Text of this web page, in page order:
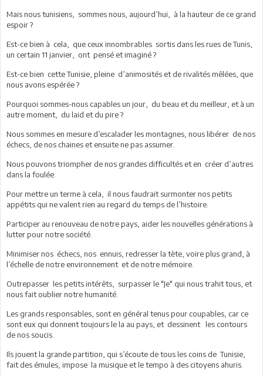
Mais nous tunisiens, sommes nous, aujourd’hui, à la hauteur de ce grand
espoir ?
Est-ce bien à cela, que ceux innombrables sortis dans les rues de Tunis,
un certain 11 janvier, ont pensé et imaginé ?
Est-ce bien cette Tunisie, pleine d’animosités et de rivalités mêlées, que
nous avons espérée ?
Pourquoi sommes-nous capables un jour, du beau et du meilleur, et à un
autre moment, du laid et du pire ?
Nous sommes en mesure d’escalader les montagnes, nous libérer de nos
échecs, de nos chaines et ensuite ne pas assumer.
Nous pouvons triompher de nos grandes difficultés et en créer d’autres
dans la foulée.
Pour mettre un terme à cela, il nous faudrait surmonter nos petits
appétits qui ne valent rien au regard du temps de l’histoire.
Participer au renouveau de notre pays, aider les nouvelles générations à
lutter pour notre société.
Minimiser nos échecs, nos ennuis, redresser la tète, voire plus grand, à
l’échelle de notre environnement et de notre mémoire.
Outrepasser les petits intérêts, surpasser le "Je" qui nous trahit tous, et
nous fait oublier notre humanité.
Les grands responsables, sont en général tenus pour coupables, car ce
sont eux qui donnent toujours le la au pays, et dessinent les contours
de nos soucis.
Ils jouent la grande partition, qui s’écoute de tous les coins de Tunisie,
fait des émules, impose la musique et le tempo à des citoyens ahuris.